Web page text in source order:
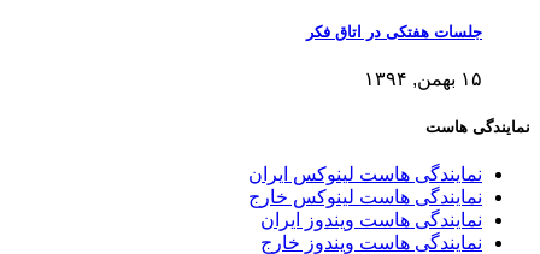
جلسات هفتکی در اتاق فکر
۱۵ بهمن, ۱۳۹۴
نمایندگی هاست
نمایندگی هاست لینوکس ایران
نمایندگی هاست لینوکس خارج
نمایندگی هاست ویندوز ایران
نمایندگی هاست ویندوز خارج